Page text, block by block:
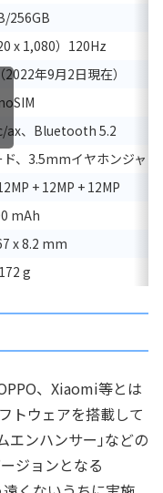
256GB
x 1,080）120Hz
年9月2日現在）
ax、Bluetooth 5.2
、3.5mmイヤホンジャッ
+ 12MP + 12MP
mAh
x 8.2 mm
g
、Xiaomi等とは
トウェアを搭載して
エンハンサー｣などの
ジョンとなる